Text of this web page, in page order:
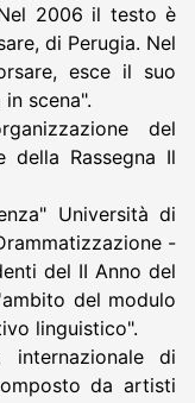
2006 il testo è
di Perugia. Nel
esce il suo
scena".
del
della Rassegna Il
Università di
-
del II Anno del
del modulo
linguistico".
di
da artisti